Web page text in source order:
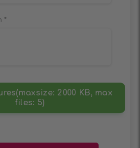
*
2000 KB, max
files: 5)